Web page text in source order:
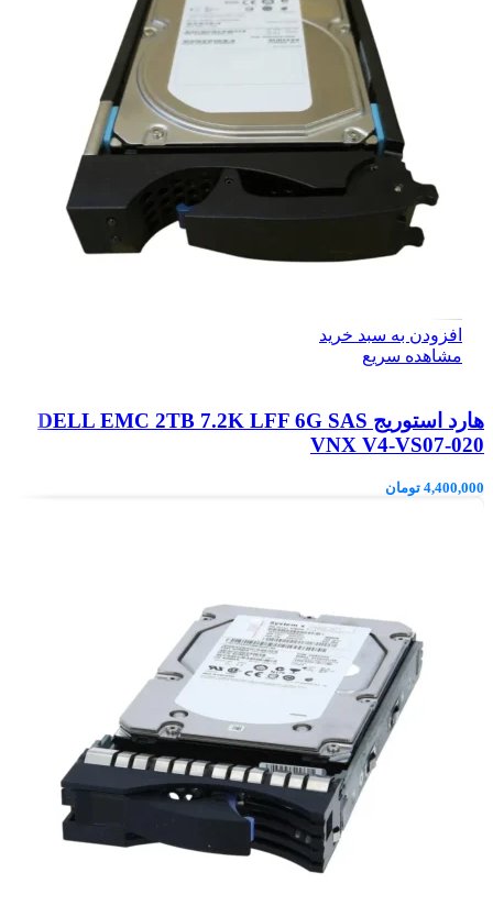
افزودن به سبد خرید
مشاهده سریع
هارد استوریج DELL EMC 2TB 7.2K LFF 6G SAS
VNX V4-VS07-020
4,400,000 تومان